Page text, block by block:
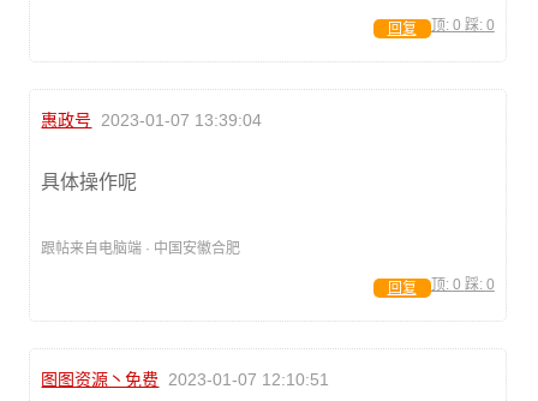
顶: 0 踩: 0
回复
惠政号 2023-01-07 13:39:04
具体操作呢
跟帖来自电脑端 · 中国安徽合肥
顶: 0 踩: 0
回复
图图资源丶免费 2023-01-07 12:10:51